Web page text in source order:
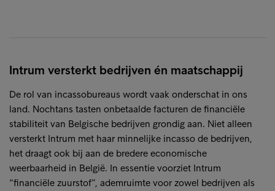
Intrum versterkt bedrijven én maatschappij
De rol van incassobureaus wordt vaak onderschat in ons
land. Nochtans tasten onbetaalde facturen de financiële
stabiliteit van Belgische bedrijven grondig aan. Niet alleen
versterkt Intrum met haar minnelijke incasso de bedrijven,
het draagt ook bij aan de bredere economische
weerbaarheid in België. In essentie voorziet Intrum
“financiële zuurstof”, ademruimte voor zowel bedrijven als